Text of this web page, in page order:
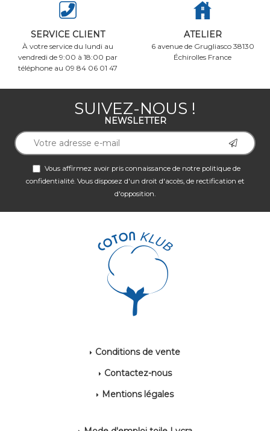
SERVICE CLIENT
À votre service du lundi au
vendredi de 9:00 à 18:00 par
téléphone au 09 84 06 01 47
ATELIER
6 avenue de Grugliasco 38130
Échirolles France
SUIVEZ-NOUS !
NEWSLETTER
Vous affirmez avoir pris connaissance de notre politique de
confidentialité. Vous disposez d'un droit d'accès, de rectification et
d'opposition.
Conditions de vente
Contactez-nous
Mentions légales